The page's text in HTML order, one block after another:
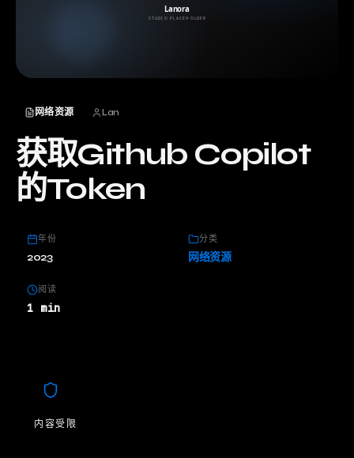
网络资源 Lan
获取Github Copilot
的Token
年份
2023
分类
网络资源
阅读
1 min
内容受限